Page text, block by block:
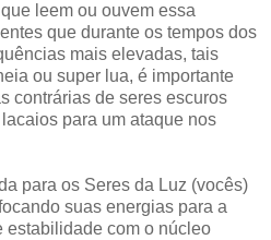
leem ou ouvem essa
que durante os tempos dos
mais elevadas, tais
ou super lua, é importante
contrárias de seres escuros
para um ataque nos
para os Seres da Luz (vocês)
suas energias para a
estabilidade com o núcleo